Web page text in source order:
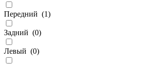
Передний (1)
Задний (0)
Левый (0)